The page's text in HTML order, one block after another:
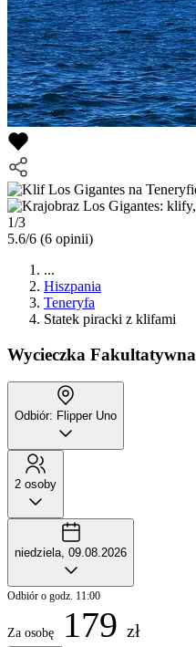
1/3
5.6/6 (6 opinii)
...
Hiszpania
Teneryfa
Statek piracki z klifami
Wycieczka Fakultatywna
Odbiór: Flipper Uno
2 osoby
niedziela, 09.08.2026
Odbiór o godz. 11:00
Za osobę 179 zł